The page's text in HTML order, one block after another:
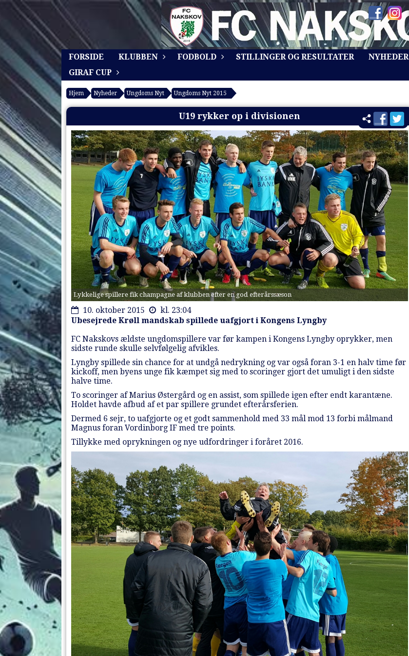
FORSIDE KLUBBEN FODBOLD STILLINGER OG RESULTATER NYHEDER
GIRAF CUP
Hjem Nyheder Ungdoms Nyt Ungdoms Nyt 2015
U19 rykker op i divisionen
Lykkelige spillere fik champagne af klubben efter en god efterårssæson
10. oktober 2015
kl. 23:04
Ubesejrede Krøll mandskab spillede uafgjort i Kongens Lyngby
FC Nakskovs ældste ungdomspillere var før kampen i Kongens Lyngby oprykker, men
sidste runde skulle selvfølgelig afvikles.
Lyngby spillede sin chance for at undgå nedrykning og var også foran 3-1 en halv time før
kickoff, men byens unge fik kæmpet sig med to scoringer gjort det umuligt i den sidste
halve time.
To scoringer af Marius Østergård og en assist, som spillede igen efter endt karantæne.
Holdet havde afbud af et par spillere grundet efterårsferien.
Dermed 6 sejr, to uafgjorte og et godt sammenhold med 33 mål mod 13 forbi målmand
Magnus foran Vordinborg IF med tre points.
Tillykke med oprykningen og nye udfordringer i foråret 2016.